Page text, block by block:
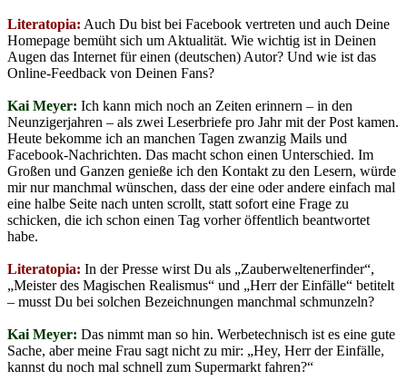
Literatopia: Auch Du bist bei Facebook vertreten und auch Deine
Homepage bemüht sich um Aktualität. Wie wichtig ist in Deinen
Augen das Internet für einen (deutschen) Autor? Und wie ist das
Online-Feedback von Deinen Fans?
Kai Meyer: Ich kann mich noch an Zeiten erinnern – in den
Neunzigerjahren – als zwei Leserbriefe pro Jahr mit der Post kamen.
Heute bekomme ich an manchen Tagen zwanzig Mails und
Facebook-Nachrichten. Das macht schon einen Unterschied. Im
Großen und Ganzen genieße ich den Kontakt zu den Lesern, würde
mir nur manchmal wünschen, dass der eine oder andere einfach mal
eine halbe Seite nach unten scrollt, statt sofort eine Frage zu
schicken, die ich schon einen Tag vorher öffentlich beantwortet
habe.
Literatopia: In der Presse wirst Du als „Zauberweltenerfinder“,
„Meister des Magischen Realismus“ und „Herr der Einfälle“ betitelt
– musst Du bei solchen Bezeichnungen manchmal schmunzeln?
Kai Meyer: Das nimmt man so hin. Werbetechnisch ist es eine gute
Sache, aber meine Frau sagt nicht zu mir: „Hey, Herr der Einfälle,
kannst du noch mal schnell zum Supermarkt fahren?“